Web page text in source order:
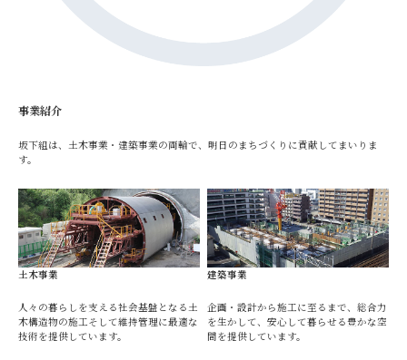
事業紹介
坂下組は、土木事業・建築事業の両輪で、明日のまちづくりに貢献してまいりま
す。
土木事業
人々の暮らしを支える社会基盤となる土
木構造物の施工そして維持管理に最適な
技術を提供しています。
建築事業
企画・設計から施工に至るまで、総合力
を生かして、安心して暮らせる豊かな空
間を提供しています。